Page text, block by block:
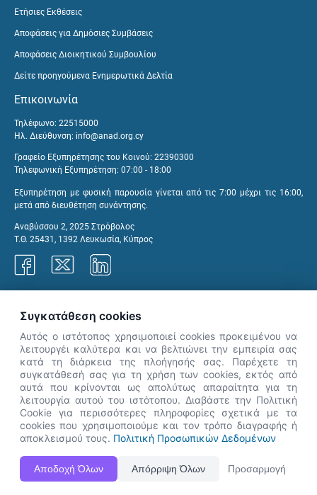
Ετήσιες Εκθέσεις
Αποφάσεις για Δημόσιες Συμβάσεις
Αποφάσεις Διοικητικού Συμβουλίου
Δείτε προηγούμενα Ενημερωτικά Δελτία
Επικοινωνία
Τηλέφωνο: 22515000
Ηλ. Διεύθυνση: info@anad.org.cy
Γραφείο Εξυπηρέτησης του Κοινού: 22390300
Τηλεφωνική Εξυπηρέτηση: 07:00 - 18:00
Εξυπηρέτηση με φυσική παρουσία γίνεται από τις 7:00 μέχρι τις 16:00,
μετά από διευθέτηση συνάντησης.
Αναβύσσου 2, 2025 Στρόβολος
Τ.Θ. 25431, 1392 Λευκωσία, Κύπρος
Η Ιστοσελίδα ΑνΑΔ είναι πλήρως συμβατή με τις νεότερες εκδόσεις, Google Chrome, Mozilla Firefox,
Apple Safari καθώς και Internet Explorer.
👋 Καλώς ήρθες! Είμαι η Νόησις.
Πες μου πώς μπορώ να σε βοηθήσω
σήμερα.
Συγκατάθεση cookies
Αυτός ο ιστότοπος χρησιμοποιεί cookies προκειμένου να
λειτουργέι καλύτερα και να βελτιώνει την εμπειρία σας
κατά τη διάρκεια της πλοήγησής σας. Παρέχετε τη
συγκατάθεσή σας για τη χρήση των cookies, εκτός από
αυτά που κρίνονται ως απολύτως απαραίτητα για τη
λειτουργία αυτού του ιστότοπου. Διαβάστε την Πολιτική
Cookie για περισσότερες πληροφορίες σχετικά με τα
cookies που χρησιμοποιούμε και τον τρόπο διαγραφής ή
αποκλεισμού τους. Πολιτική Προσωπικών Δεδομένων
Αποδοχή Όλων Απόρριψη Όλων Προσαρμογή